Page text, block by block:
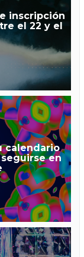
inscripción
el 22 y el
calendario
en